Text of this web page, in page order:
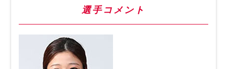
選手コメント